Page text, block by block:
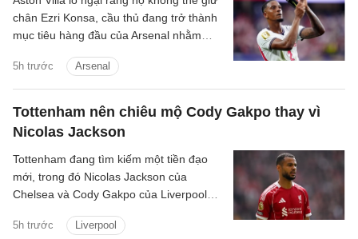
5h trước Arsenal
chân Ezri Konsa, cầu thủ đang trở thành
mục tiêu hàng đầu của Arsenal nhằm
Tottenham nên chiêu mộ Cody Gakpo thay vì
Nicolas Jackson
5h trước Liverpool
Tottenham đang tìm kiếm một tiền đạo
mới, trong đó Nicolas Jackson của
Chelsea và Cody Gakpo của Liverpool
của họ.